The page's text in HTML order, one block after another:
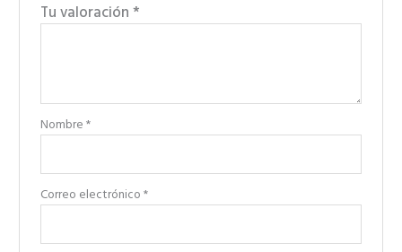
Tu valoración*
Nombre*
Correo electrónico*